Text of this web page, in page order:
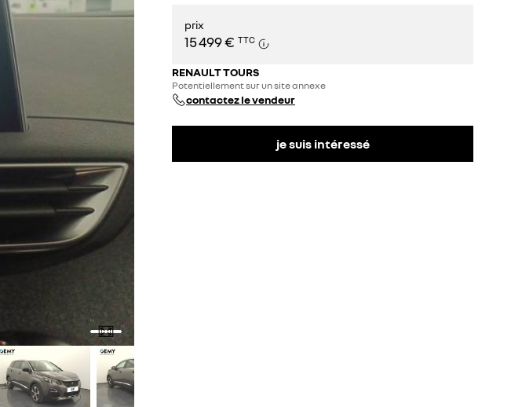
prix
15 499 € TTC
RENAULT TOURS
Potentiellement sur un site annexe
contactez le vendeur
je suis intéressé